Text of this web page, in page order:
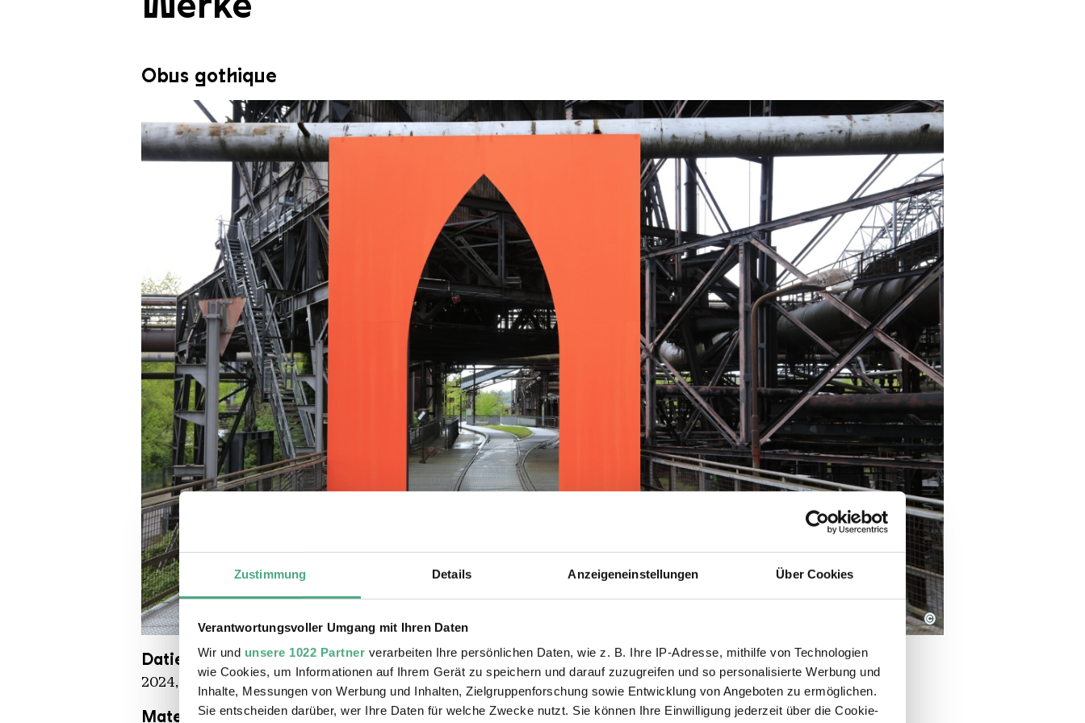
Zustimmung Details Anzeigeneinstellungen Über Cookies
Verantwortungsvoller Umgang mit Ihren Daten
Wir und unsere 1022 Partner verarbeiten Ihre persönlichen Daten, wie z. B. Ihre IP-Adresse, mithilfe von Technologien
wie Cookies, um Informationen auf Ihrem Gerät zu speichern und darauf zuzugreifen und so personalisierte Werbung und
Inhalte, Messungen von Werbung und Inhalten, Zielgruppenforschung sowie Entwicklung von Angeboten zu ermöglichen.
Sie entscheiden darüber, wer Ihre Daten für welche Zwecke nutzt. Sie können Ihre Einwilligung jederzeit über die Cookie-
Obus gothique
OX KHV kompr
Copyright: Karl Heinrich Veith
©
Datierung
2024, in situ
Abmessungen
5 x 6 m
Material